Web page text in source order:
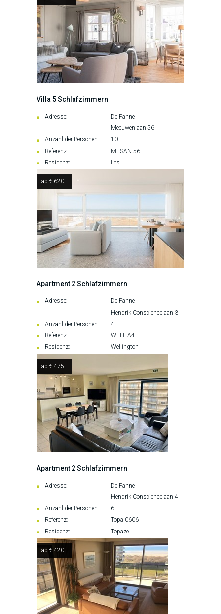
Villa 5 Schlafzimmern
Adresse:
De Panne
Meeuwenlaan 56
Anzahl der Personen:
10
Referenz:
MESAN 56
Residenz:
Les
ab € 620
Apartment 2 Schlafzimmern
Adresse:
De Panne
Hendrik Consciencelaan 3
Anzahl der Personen:
4
Referenz:
WELL A4
Residenz:
Wellington
ab € 475
Apartment 2 Schlafzimmern
Adresse:
De Panne
Hendrik Consciencelaan 4
Anzahl der Personen:
6
Referenz:
Topa 0606
Residenz:
Topaze
ab € 420